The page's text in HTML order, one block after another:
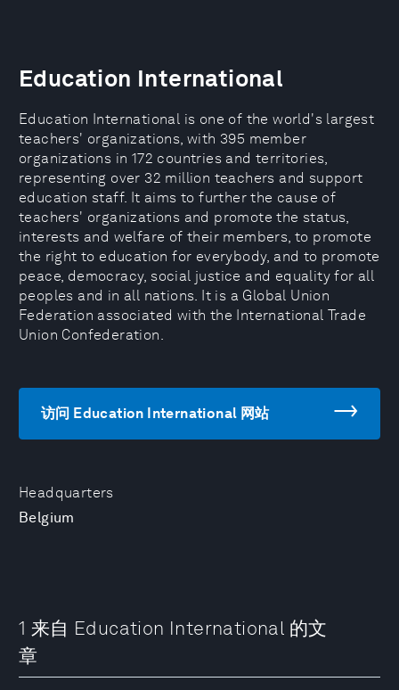
Headquarters
Belgium
Education International
Education International is one of the world's largest
teachers' organizations, with 395 member
organizations in 172 countries and territories,
representing over 32 million teachers and support
education staff. It aims to further the cause of
teachers' organizations and promote the status,
interests and welfare of their members, to promote
the right to education for everybody, and to promote
peace, democracy, social justice and equality for all
peoples and in all nations. It is a Global Union
Federation associated with the International Trade
Union Confederation.
访问 Education International 网站
1 来自 Education International 的文
章